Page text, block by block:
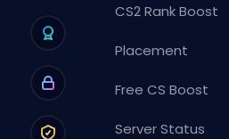
CS2 Rank Boost
Placement
Free CS Boost
Server Status